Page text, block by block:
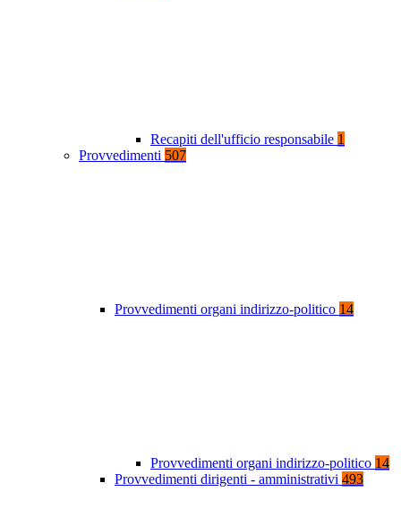
Recapiti dell'ufficio responsabile 1
Provvedimenti 507
Provvedimenti organi indirizzo-politico 14
Provvedimenti organi indirizzo-politico 14
Provvedimenti dirigenti - amministrativi 493